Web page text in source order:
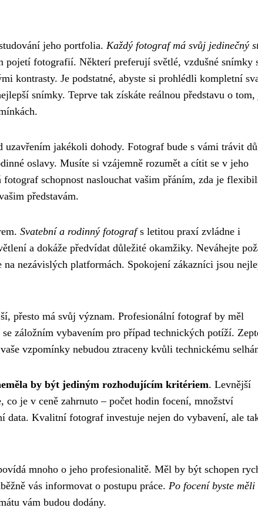
jeho portfolia. Každý fotograf má svůj jedinečný
pojetí fotografií. Některí preferují světlé, vzdušné snímky
kontrasty. Je podstatné, abyste si prohlédli kompletní
snímky. Teprve tak získáte reálnou představu o tom,
uzavřením jakékoli dohody. Fotograf bude s vámi trávit
oslavy. Musíte si vzájemně rozumět a cítit se v jeho
schopnost naslouchat vašim přáním, zda je
představám.
Svatební a rodinný fotografs letitou praxí zvládne i
a dokáže předvídat důležité okamžiky. Neváhejte
nezávislých platformách. Spokojení zákazníci jsou
přesto má svůj význam. Profesionální fotograf by měl
záložním vybavením pro případ technických potíží.
vzpomínky nebudou ztraceny kvůli technickému
by být jediným rozhodujícím kritériem. Levnější
je v ceně zahrnuto – počet hodin focení, množství
Kvalitní fotograf investuje nejen do vybavení, ale
mnoho o jeho profesionalitě. Měl by být schopen
vás informovat o postupu práce. Po focení byste měli
vám budou dodány.